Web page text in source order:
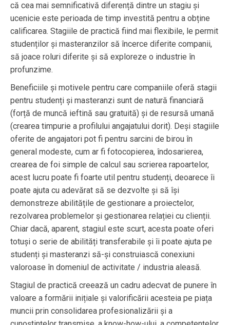
că cea mai semnificativă diferență dintre un stagiu și
ucenicie este perioada de timp investită pentru a obține
calificarea. Stagiile de practică fiind mai flexibile, le permit
studenților și masteranzilor să încerce diferite companii,
să joace roluri diferite și să exploreze o industrie în
profunzime.
Beneficiile și motivele pentru care companiile oferă stagii
pentru studenți și masteranzi sunt de natură financiară
(forță de muncă ieftină sau gratuită) și de resursă umană
(crearea timpurie a profilului angajatului dorit). Deși stagiile
oferite de angajatori pot fi pentru sarcini de birou în
general modeste, cum ar fi fotocopierea, îndosarierea,
crearea de foi simple de calcul sau scrierea rapoartelor,
acest lucru poate fi foarte util pentru studenți, deoarece îi
poate ajuta cu adevărat să se dezvolte și să își
demonstreze abilitățile de gestionare a proiectelor,
rezolvarea problemelor și gestionarea relației cu clienții.
Chiar dacă, aparent, stagiul este scurt, acesta poate oferi
totuși o serie de abilități transferabile și îi poate ajuta pe
studenți și masteranzi să-și construiască conexiuni
valoroase în domeniul de activitate / industria aleasă.
Stagiul de practică creează un cadru adecvat de punere în
valoare a formării inițiale și valorificării acesteia pe piața
muncii prin consolidarea profesionalizării și a